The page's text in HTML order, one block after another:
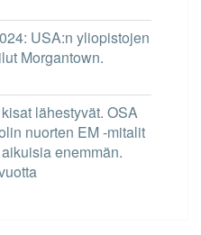
USA:n yliopistojen
Morgantown.
lähestyvät. OSA
nuorten EM -mitalit
enemmän.